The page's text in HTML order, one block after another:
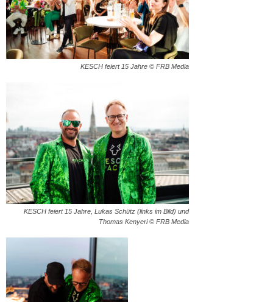
KESCH feiert 15 Jahre © FRB Media
KESCH feiert 15 Jahre, Lukas Schütz (links im Bild) und
Thomas Kenyeri © FRB Media